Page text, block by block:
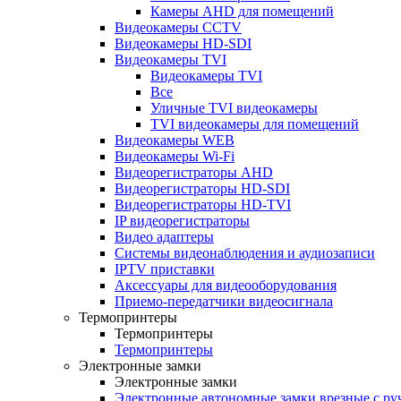
Камеры AHD для помещений
Видеокамеры CCTV
Видеокамеры HD-SDI
Видеокамеры TVI
Видеокамеры TVI
Все
Уличные TVI видеокамеры
TVI видеокамеры для помещений
Видеокамеры WEB
Видеокамеры Wi-Fi
Видеорегистраторы AHD
Видеорегистраторы HD-SDI
Видеорегистраторы HD-TVI
IP видеорегистраторы
Видео адаптеры
Системы видеонаблюдения и аудиозаписи
IPTV приставки
Аксессуары для видеооборудования
Приемо-передатчики видеосигнала
Термопринтеры
Термопринтеры
Термопринтеры
Электронные замки
Электронные замки
Электронные автономные замки врезные с